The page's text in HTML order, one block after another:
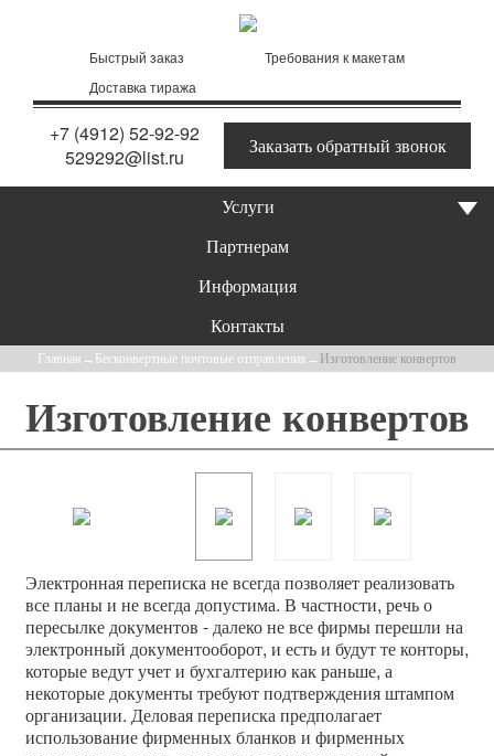
Быстрый заказ
Требования к макетам
Доставка тиража
+7 (4912) 52-92-92
529292@list.ru
Заказать обратный звонок
Услуги
Партнерам
Информация
Контакты
Главная → Бесконвертные почтовые отправления → Изготовление конвертов
Изготовление конвертов
Электронная переписка не всегда позволяет реализовать
все планы и не всегда допустима. В частности, речь о
пересылке документов - далеко не все фирмы перешли на
электронный документооборот, и есть и будут те конторы,
которые ведут учет и бухгалтерию как раньше, а
некоторые документы требуют подтверждения штампом
организации. Деловая переписка предполагает
использование фирменных бланков и фирменных